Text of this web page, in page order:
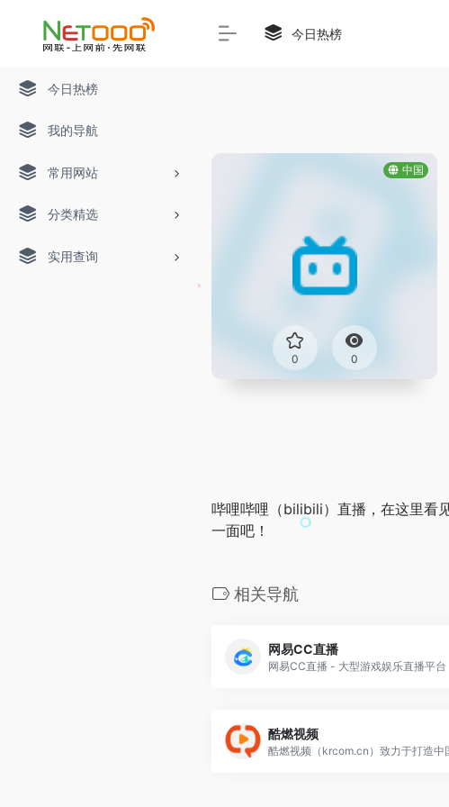
今日热榜
我的导航
常用网站
分类精选
实用查询
今日热榜
中国
0 0
哔哩哔哩（bilibili）直播，在这里看
一面吧！
相关导航
网易CC直播
网易CC直播 - 大型游戏娱乐直播平台
酷燃视频